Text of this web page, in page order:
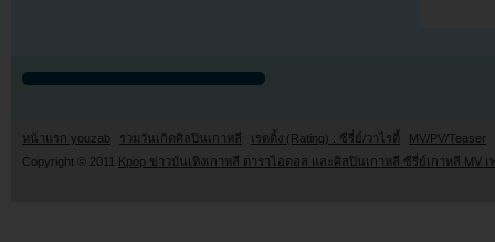
หน้าแรก youzab รวมวันเกิดศิลปินเกาหลี เรตติ้ง (Rating) : ซีรี่ย์/วาไรตี้
MV/PV/Teaser
Copyright © 2011 Kpop ข่าวบันเทิงเกาหลี ดาราไอดอล และศิลปินเกาหลี ซีรี่ย์เกาหลี MV